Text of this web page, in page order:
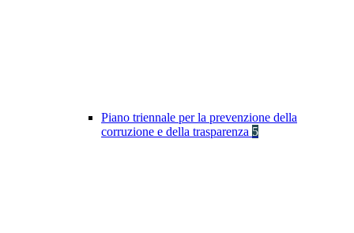
Piano triennale per la prevenzione della
corruzione e della trasparenza 5